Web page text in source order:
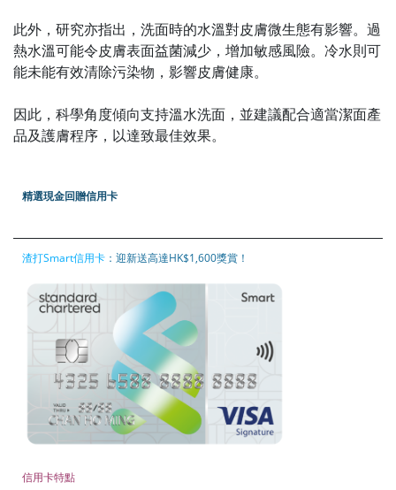
此外，研究亦指出，洗面時的水溫對皮膚微生態有影響。過
熱水溫可能令皮膚表面益菌減少，增加敏感風險。冷水則可
能未能有效清除污染物，影響皮膚健康。
因此，科學角度傾向支持溫水洗面，並建議配合適當潔面產
品及護膚程序，以達致最佳效果。
精選現金回贈信用卡
渣打Smart信用卡 ：迎新送高達HK$1,600獎賞！
信用卡特點